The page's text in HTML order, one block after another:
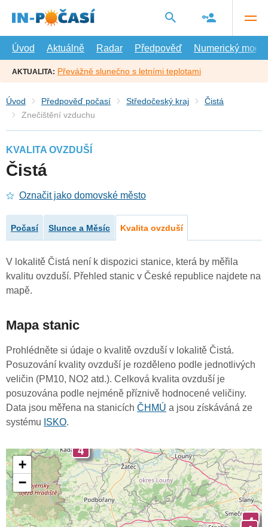
hlavní
Úvod
Aktuálně Radar Předpověď Numerický model
AKTUALITA: Převážně slunečno s letními teplotami
Úvod Předpověď počasí Středočeský kraj
Čistá
Znečištění vzduchu
KVALITA OVZDUŠÍ
Čistá
Označit jako domovské město
Počasí Slunce a Měsíc Kvalita ovzduší
V lokalitě Čistá není k dispozici stanice, která by měřila
kvalitu ovzduší. Přehled stanic v České republice najdete na
mapě.
Mapa stanic
Prohlédněte si údaje o kvalitě ovzduší v lokalitě Čistá.
Posuzování kvality ovzduší je rozděleno podle jednotlivých
veličin (PM10, NO2 atd.). Celková kvalita ovzduší je
posuzována podle nejméně příznivě hodnocené veličiny.
Data jsou měřena na stanicích ČHMÚ a jsou získáváná ze
systému ISKO.
4
4
+
−